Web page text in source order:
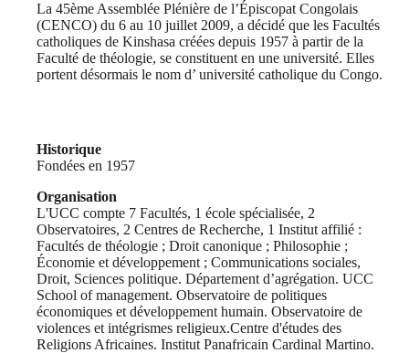
La 45ème Assemblée Plénière de l’Épiscopat Congolais
(CENCO) du 6 au 10 juillet 2009, a décidé que les Facultés
catholiques de Kinshasa créées depuis 1957 à partir de la
Faculté de théologie, se constituent en une université. Elles
portent désormais le nom d’ université catholique du Congo.
Historique
Fondées en 1957
Organisation
L'UCC compte 7 Facultés, 1 école spécialisée, 2
Observatoires, 2 Centres de Recherche, 1 Institut affilié :
Facultés de théologie ; Droit canonique ; Philosophie ;
Économie et développement ; Communications sociales,
Droit, Sciences politique. Département d’agrégation. UCC
School of management. Observatoire de politiques
économiques et développement humain. Observatoire de
violences et intégrismes religieux.Centre d'études des
Religions Africaines. Institut Panafricain Cardinal Martino.